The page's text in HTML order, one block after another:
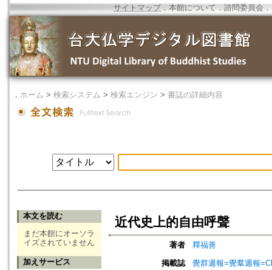
サイトマップ．本館について ． 諮問委員会 ．
． ホーム > 検索システム > 検索エンジン > 書誌の詳細内容
本文を読む
まだ本館にオーソラ
イズされていません
加えサービス
近代史上的自由呼聲
著者
釋福善
掲載誌
覺群週報=覺羣週報